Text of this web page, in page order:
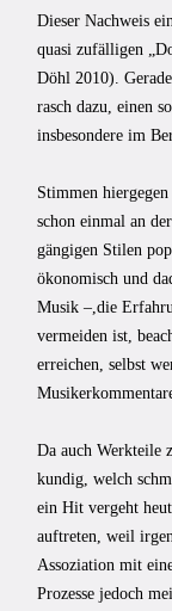
Dieser Nachweis
quasi zufälligen
Döhl 2010).
rasch dazu, einen
insbesondere im
Stimmen
schon einmal an
gängigen Sti­len
ökonomisch und
Musik –,die
vermeiden ist,
erreichen, selbst
Da auch Werkteile
kundig, welch
ein Hit vergeht
auftreten, weil
Assoziation mit
Prozesse jedoch